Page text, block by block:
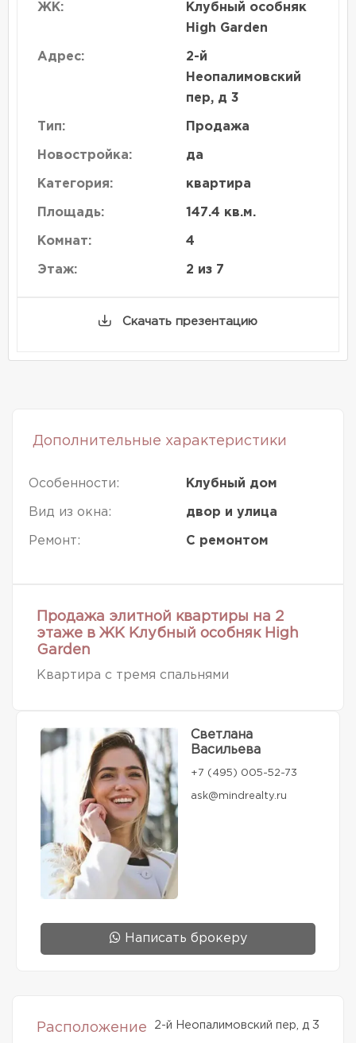
ЖК:
Клубный особняк
High Garden
Адрес:
2-й
Неопалимовский
пер, д 3
Тип: Продажа
Новостройка: да
Категория: квартира
Площадь: 147.4 кв.м.
Комнат: 4
Этаж: 2 из 7
Скачать презентацию
Дополнительные характеристики
Особенности: Клубный дом
Вид из окна: двор и улица
Ремонт: С ремонтом
Продажа элитной квартиры на 2
этаже в ЖК Клубный особняк High
Garden
Квартира с тремя спальнями
Светлана
Васильева
+7 (495) 005-52-73
ask@mindrealty.ru
Написать брокеру
Расположение 2-й Неопалимовский пер, д 3